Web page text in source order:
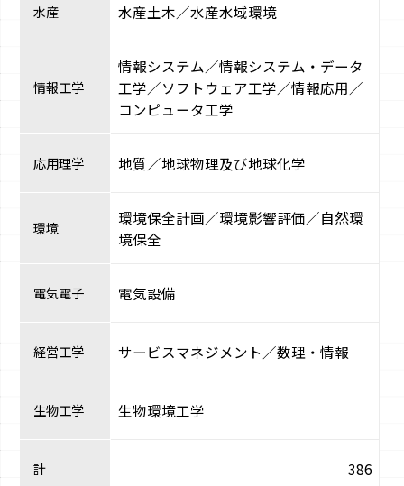
水産 水産土木／水産水域環境
情報工学
情報システム／情報システム・データ
工学／ソフトウェア工学／情報応用／
コンピュータ工学
応用理学 地質／地球物理及び地球化学
環境
環境保全計画／環境影響評価／自然環
境保全
電気電子 電気設備
経営工学 サービスマネジメント／数理・情報
生物工学 生物環境工学
計 386